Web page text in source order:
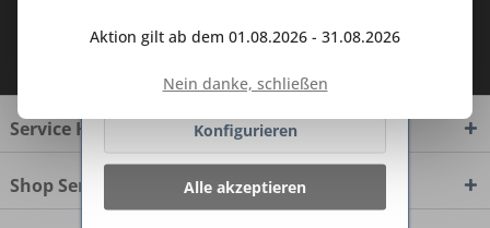
Ich habe dieDatenschutzbestimmungen
Service Hotline
Shop Service
Aktion gilt ab dem 01.08.2026 - 31.08.2026
Nein danke, schließen
Ablehnen
Konfigurieren
Alle akzeptieren